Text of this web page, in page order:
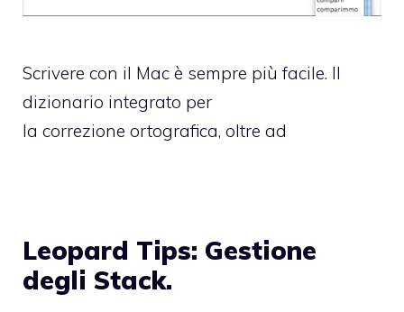
Scrivere con il Mac è sempre più facile. Il
dizionario integrato per
la correzione ortografica, oltre ad
Leopard Tips: Gestione
degli Stack.